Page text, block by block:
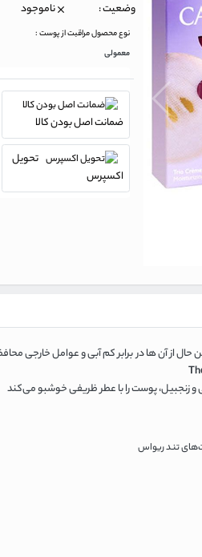
وضعیت : ناموجود
نوع محصول مراقبت از پوست :
معمولی
ضمانت اصل بودن کالا
تحویل
اکسپرس
از آن ها در برابر کم آبی و عوامل
تند ریواس